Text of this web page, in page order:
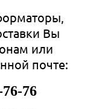
Вы
или
почте:
76